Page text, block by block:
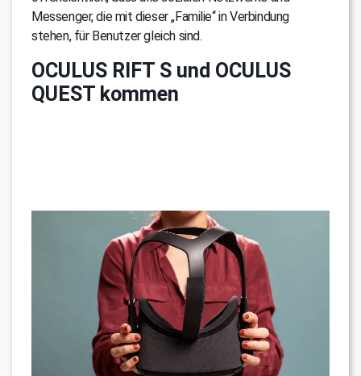
Messenger, die mit dieser „Familie“ in Verbindung
stehen, für Benutzer gleich sind.
OCULUS RIFT S und OCULUS
QUEST kommen